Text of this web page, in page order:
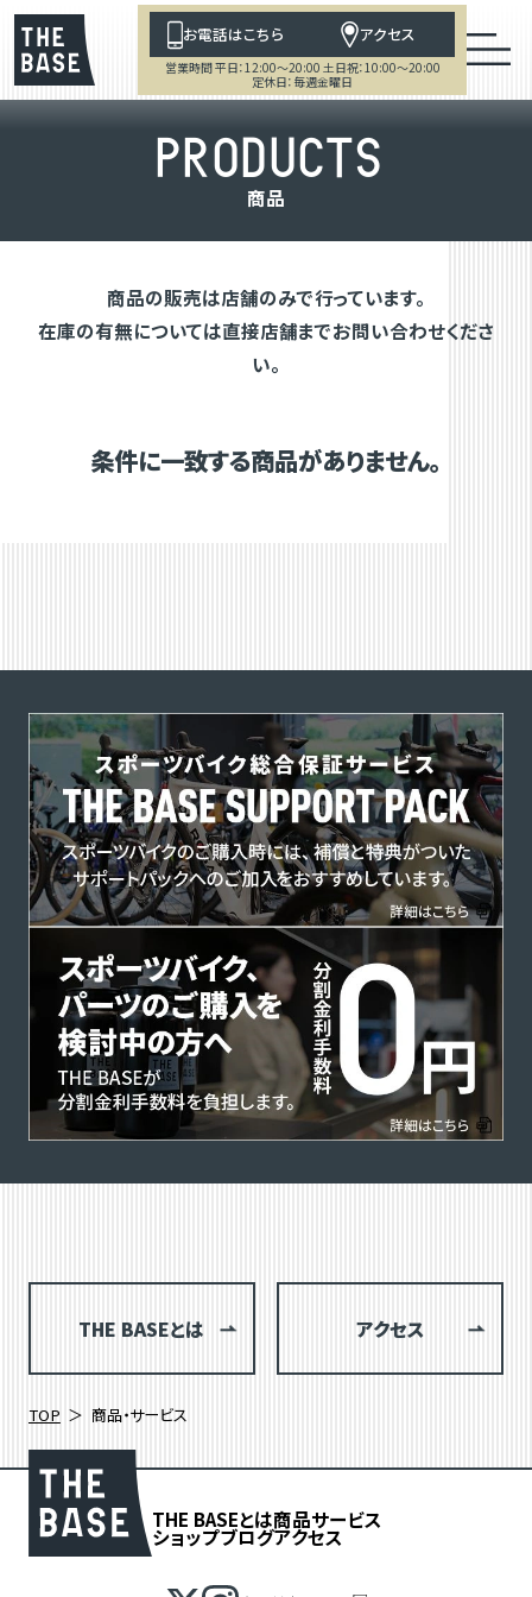
お電話はこちら アクセス
営業時間 平日：12:00～20:00 土日祝：10:00～20:00
定休日：毎週金曜日
PRODUCTS
商品
商品の販売は店舗のみで行っています。
在庫の有無については直接店舗までお問い合わせくださ
い。
条件に一致する商品がありません。
THE BASEとは アクセス
TOP 商品・サービス
THE BASEとは商品サービス
ショップブログアクセス